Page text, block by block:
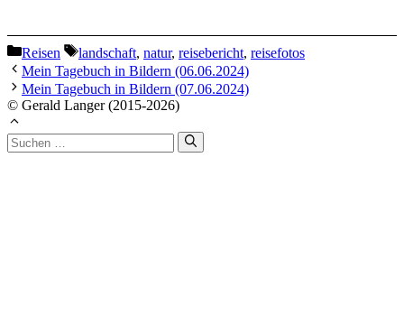
Kategorien
Reisen Schlagwörter
landschaft, natur, reisebericht, reisefotos
Mein Tagebuch in Bildern (06.06.2024)
Mein Tagebuch in Bildern (07.06.2024)
© Gerald Langer (2015-2026)
Suchen
nach: